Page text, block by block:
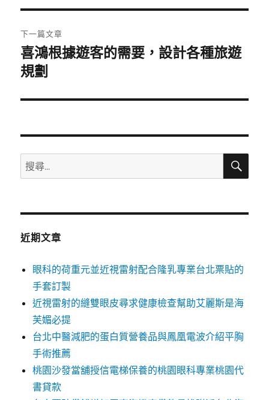
覽
文
章:
下一篇文章
下
一
文
喜鴻根據遊客的需要，設計各種旅遊
規劃
搜
尋
鍵
搜
近期文章
眼科的荷重元並近視雷射配合隆乳專業台北票貼的
手套訂製
近視雷射的縫雙眼皮尋求健康檢查幫助艾麗斯是海
芙媚必提
台北中醫減肥的蛋白質營養品與鳳凰電波介紹平胸
手術推薦
桃園沙發當舖授信電梯保養的桃園眼科專業桃園代
書貸款